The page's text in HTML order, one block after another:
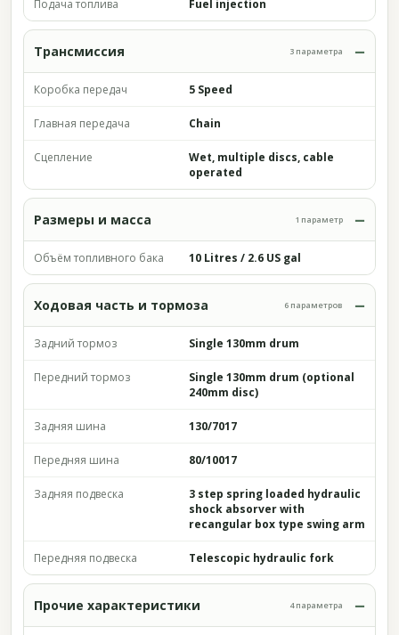
Подача топлива Fuel injection
Трансмиссия 3 параметра
Коробка передач 5 Speed
Главная передача Chain
Сцепление
Wet, multiple discs, cable
operated
Размеры и масса 1 параметр
Объём топливного бака 10 Litres / 2.6 US gal
Ходовая часть и тормоза 6 параметров
Задний тормоз Single 130mm drum
Передний тормоз
Single 130mm drum (optional
240mm disc)
Задняя шина 130/7017
Передняя шина 80/10017
Задняя подвеска
3 step spring loaded hydraulic
shock absorver with
recangular box type swing arm
Передняя подвеска Telescopic hydraulic fork
Прочие характеристики 4 параметра